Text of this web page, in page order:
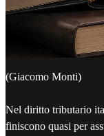
(Giacomo Monti)
Nel diritto tributario
finiscono quasi per